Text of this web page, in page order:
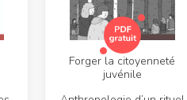
Forger la citoyenneté
juvénile